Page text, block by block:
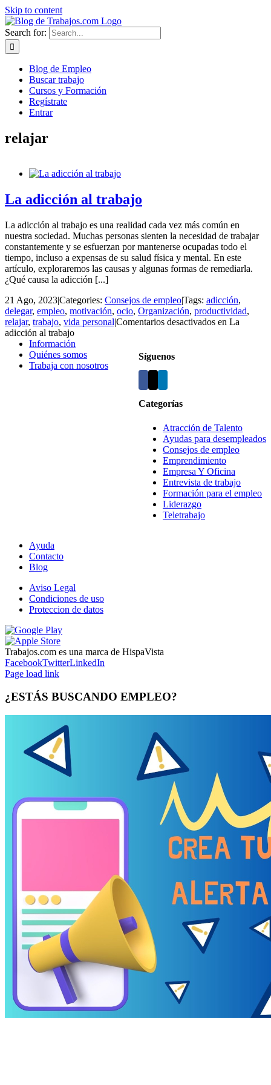
Skip to content
Search for:
Blog de Empleo
Buscar trabajo
Cursos y Formación
Regístrate
Entrar
relajar
La adicción al trabajo
La adicción al trabajo es una realidad cada vez más común en
nuestra sociedad. Muchas personas sienten la necesidad de trabajar
constantemente y se esfuerzan por mantenerse ocupadas todo el
tiempo, incluso a expensas de su salud física y mental. En este
artículo, exploraremos las causas y algunas formas de remediarla.
¿Qué causa la adicción [...]
21 Ago, 2023|Categories: Consejos de empleo|Tags: adicción,
delegar, empleo, motivación, ocio, Organización, productividad,
relajar, trabajo, vida personal|Comentarios desactivados en La
adicción al trabajo
Síguenos
Categorías
Atracción de Talento
Ayudas para desempleados
Consejos de empleo
Emprendimiento
Empresa Y Oficina
Entrevista de trabajo
Formación para el empleo
Liderazgo
Teletrabajo
Información
Quiénes somos
Trabaja con nosotros
Ayuda
Contacto
Blog
Aviso Legal
Condiciones de uso
Proteccion de datos
Trabajos.com es una marca de HispaVista
FacebookTwitterLinkedIn
Page load link
¿ESTÁS BUSCANDO EMPLEO?